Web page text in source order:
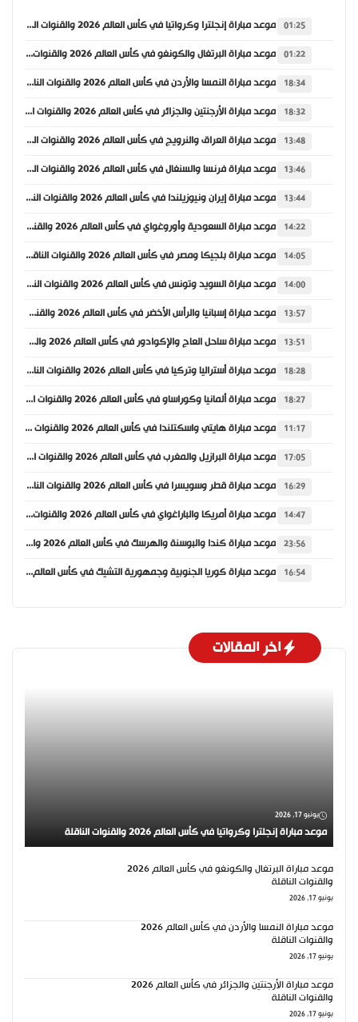
01:25 موعد مباراة إنجلترا وكرواتيا في كأس العالم 2026 والقنوات الناقلة
01:22 موعد مباراة البرتغال والكونغو في كأس العالم 2026 والقنوات الناقلة
18:34 موعد مباراة النمسا والأردن في كأس العالم 2026 والقنوات الناقلة
18:32 موعد مباراة الأرجنتين والجزائر في كأس العالم 2026 والقنوات الناقلة
13:48 موعد مباراة العراق والنرويج في كأس العالم 2026 والقنوات الناقلة
13:46 موعد مباراة فرنسا والسنغال في كأس العالم 2026 والقنوات الناقلة
13:44 موعد مباراة إيران ونيوزيلندا في كأس العالم 2026 والقنوات الناقلة
14:22 موعد مباراة السعودية وأوروغواي في كأس العالم 2026 والقنوات الناقلة
14:05 موعد مباراة بلجيكا ومصر في كأس العالم 2026 والقنوات الناقلة
14:00 موعد مباراة السويد وتونس في كأس العالم 2026 والقنوات الناقلة
13:57 موعد مباراة إسبانيا والرأس الأخضر في كأس العالم 2026 والقنوات الناقلة
13:51 موعد مباراة ساحل العاج والإكوادور في كأس العالم 2026 والقنوات الناقلة
18:28 موعد مباراة أستراليا وتركيا في كأس العالم 2026 والقنوات الناقلة
18:27 موعد مباراة ألمانيا وكوراساو في كأس العالم 2026 والقنوات الناقلة
11:17 موعد مباراة هايتي واسكتلندا في كأس العالم 2026 والقنوات الناقلة
17:05 موعد مباراة البرازيل والمغرب في كأس العالم 2026 والقنوات الناقلة
16:29 موعد مباراة قطر وسويسرا في كأس العالم 2026 والقنوات الناقلة
14:47 موعد مباراة أمريكا والباراغواي في كأس العالم 2026 والقنوات الناقلة
23:56 موعد مباراة كندا والبوسنة والهرسك في كأس العالم 2026 والقنوات الناقلة
16:54 موعد مباراة كوريا الجنوبية وجمهورية التشيك في كأس العالم 2026 والقنوات الناقلة
اخر المقالات
يونيو 17, 2026
موعد مباراة إنجلترا وكرواتيا في كأس العالم 2026 والقنوات الناقلة
موعد مباراة البرتغال والكونغو في كأس العالم 2026
والقنوات الناقلة
يونيو 17, 2026
موعد مباراة النمسا والأردن في كأس العالم 2026
والقنوات الناقلة
يونيو 17, 2026
موعد مباراة الأرجنتين والجزائر في كأس العالم 2026
والقنوات الناقلة
يونيو 17, 2026